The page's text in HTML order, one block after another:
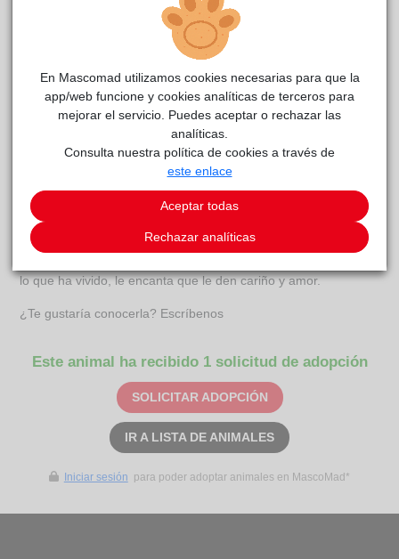
reside actualmente en el centro de acogida
COMENTARIOS
Lira y su hermana gatuna Cleo fueron rescatadas de una casa
sus propios desechos y muertas de hambre. Ambas llegaron
con una extremada caquexia y en los huesos. Lira era un
esqueleto andante y tiene las patas deformadas por la falta de
lo que ha vivido, le encanta que le den cariño y amor.
¿Te gustaría conocerla? Escríbenos
Este animal ha recibido 1 solicitud de adopción
SOLICITAR ADOPCIÓN
IR A LISTA DE ANIMALES
Iniciar sesión para poder adoptar animales en MascoMad*
En Mascomad utilizamos cookies necesarias para que la
app/web funcione y cookies analíticas de terceros para
mejorar el servicio. Puedes aceptar o rechazar las
analíticas.
Consulta nuestra política de cookies a través de
este enlace
Aceptar todas
Rechazar analíticas